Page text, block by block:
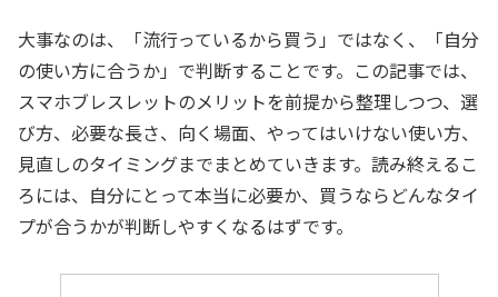
大事なのは、「流行っているから買う」ではなく、「自分
の使い方に合うか」で判断することです。この記事では、
スマホブレスレットのメリットを前提から整理しつつ、選
び方、必要な長さ、向く場面、やってはいけない使い方、
見直しのタイミングまでまとめていきます。読み終えるこ
ろには、自分にとって本当に必要か、買うならどんなタイ
プが合うかが判断しやすくなるはずです。